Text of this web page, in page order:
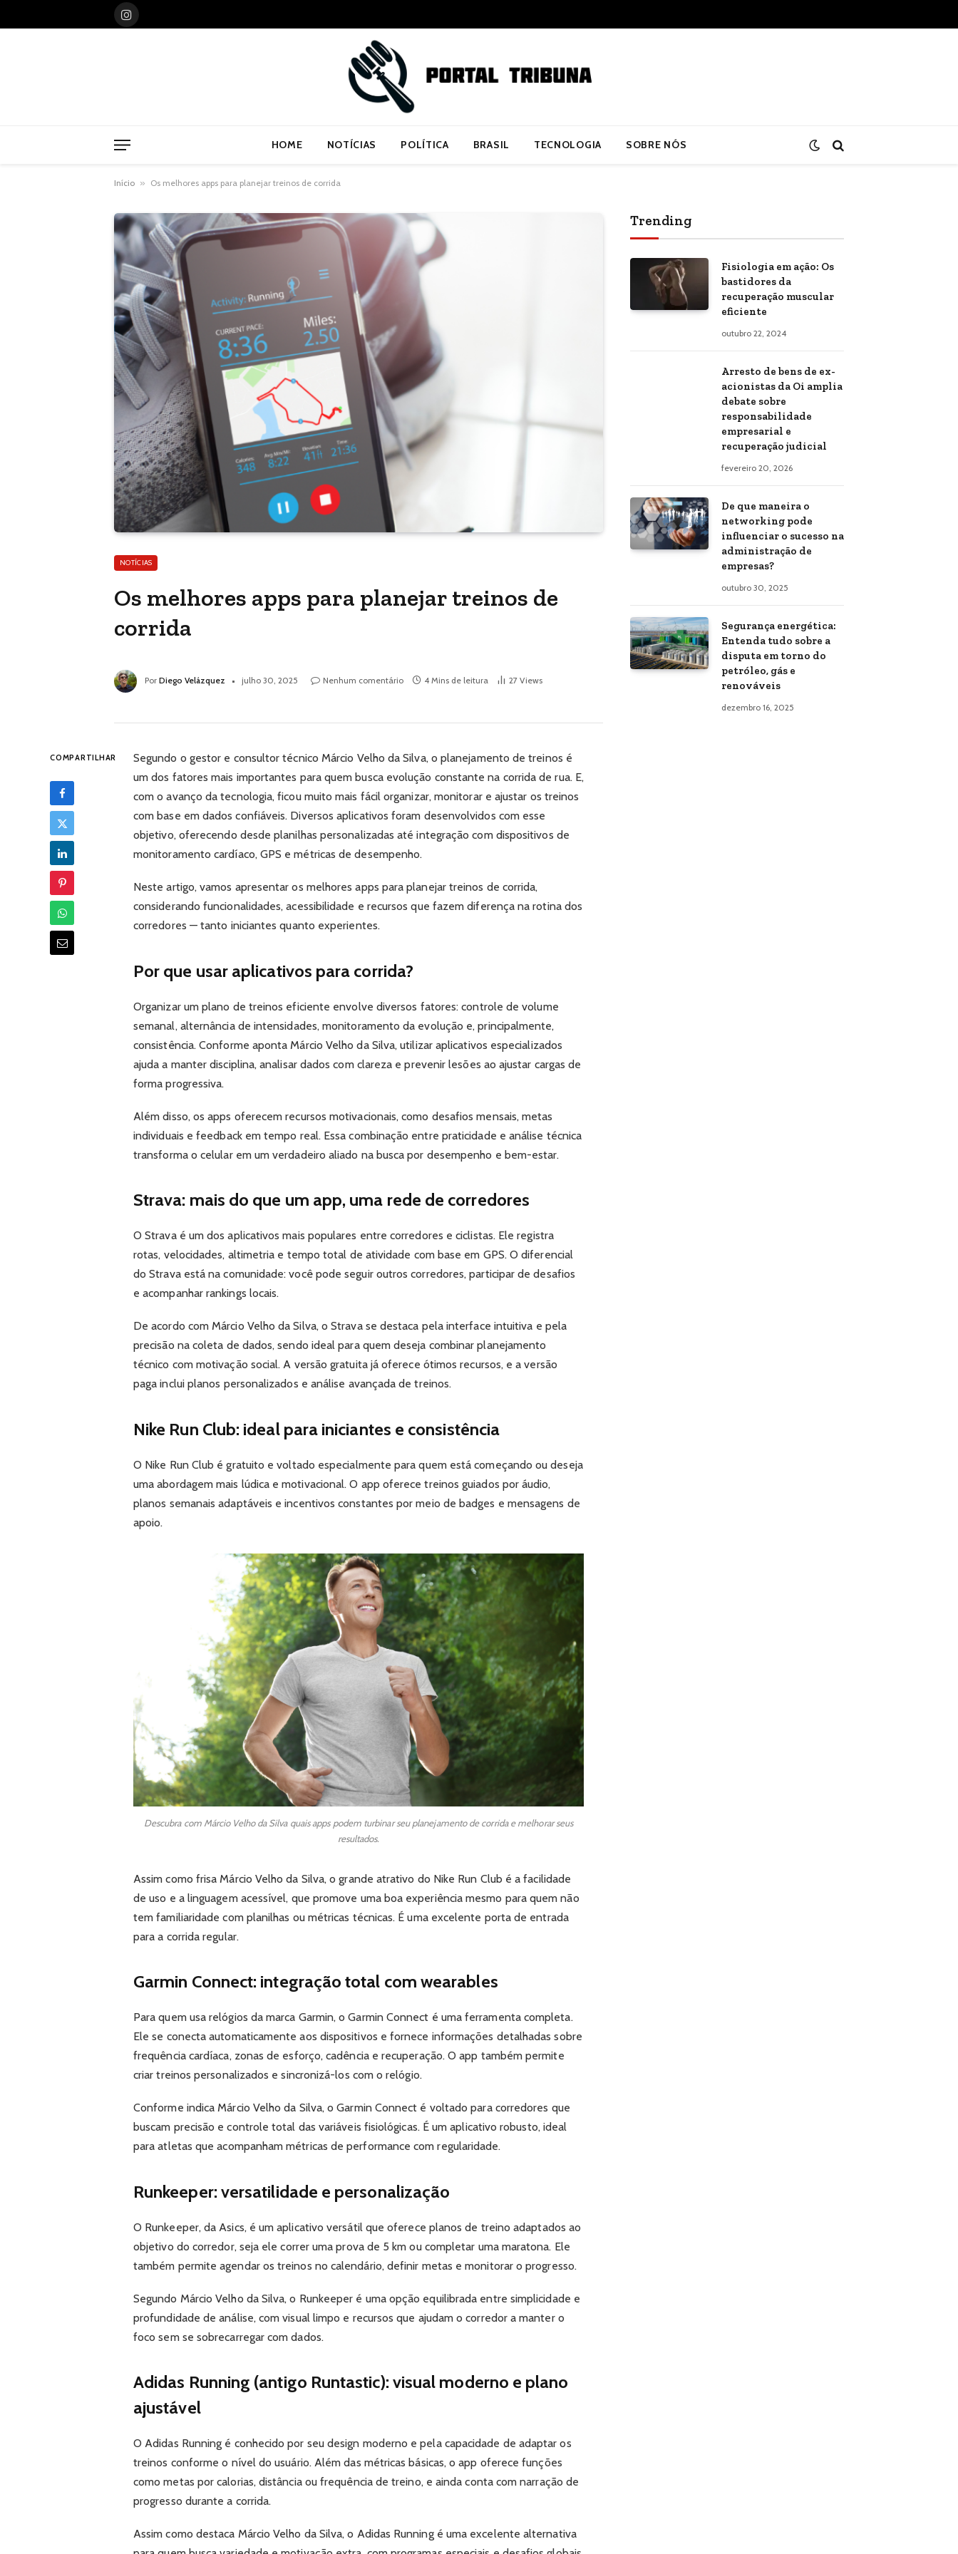
Instagram
HOME NOTÍCIAS POLÍTICA BRASIL TECNOLOGIA SOBRE NÓS
Início » Os melhores apps para planejar treinos de corrida
NOTÍCIAS
Os melhores apps para planejar treinos de
corrida
Por Diego Velázquez julho 30, 2025 Nenhum comentário 4 Mins de leitura 27 Views
COMPARTILHAR
Segundo o gestor e consultor técnico Márcio Velho da Silva, o planejamento de treinos é
um dos fatores mais importantes para quem busca evolução constante na corrida de rua. E,
com o avanço da tecnologia, ficou muito mais fácil organizar, monitorar e ajustar os treinos
com base em dados confiáveis. Diversos aplicativos foram desenvolvidos com esse
objetivo, oferecendo desde planilhas personalizadas até integração com dispositivos de
monitoramento cardíaco, GPS e métricas de desempenho.
Neste artigo, vamos apresentar os melhores apps para planejar treinos de corrida,
considerando funcionalidades, acessibilidade e recursos que fazem diferença na rotina dos
corredores — tanto iniciantes quanto experientes.
Por que usar aplicativos para corrida?
Organizar um plano de treinos eficiente envolve diversos fatores: controle de volume
semanal, alternância de intensidades, monitoramento da evolução e, principalmente,
consistência. Conforme aponta Márcio Velho da Silva, utilizar aplicativos especializados
ajuda a manter disciplina, analisar dados com clareza e prevenir lesões ao ajustar cargas de
forma progressiva.
Além disso, os apps oferecem recursos motivacionais, como desafios mensais, metas
individuais e feedback em tempo real. Essa combinação entre praticidade e análise técnica
transforma o celular em um verdadeiro aliado na busca por desempenho e bem-estar.
Strava: mais do que um app, uma rede de corredores
O Strava é um dos aplicativos mais populares entre corredores e ciclistas. Ele registra
rotas, velocidades, altimetria e tempo total de atividade com base em GPS. O diferencial
do Strava está na comunidade: você pode seguir outros corredores, participar de desafios
e acompanhar rankings locais.
De acordo com Márcio Velho da Silva, o Strava se destaca pela interface intuitiva e pela
precisão na coleta de dados, sendo ideal para quem deseja combinar planejamento
técnico com motivação social. A versão gratuita já oferece ótimos recursos, e a versão
paga inclui planos personalizados e análise avançada de treinos.
Nike Run Club: ideal para iniciantes e consistência
O Nike Run Club é gratuito e voltado especialmente para quem está começando ou deseja
uma abordagem mais lúdica e motivacional. O app oferece treinos guiados por áudio,
planos semanais adaptáveis e incentivos constantes por meio de badges e mensagens de
apoio.
Descubra com Márcio Velho da Silva quais apps podem turbinar seu planejamento de corrida e melhorar seus
resultados.
Assim como frisa Márcio Velho da Silva, o grande atrativo do Nike Run Club é a facilidade
de uso e a linguagem acessível, que promove uma boa experiência mesmo para quem não
tem familiaridade com planilhas ou métricas técnicas. É uma excelente porta de entrada
para a corrida regular.
Garmin Connect: integração total com wearables
Para quem usa relógios da marca Garmin, o Garmin Connect é uma ferramenta completa.
Ele se conecta automaticamente aos dispositivos e fornece informações detalhadas sobre
frequência cardíaca, zonas de esforço, cadência e recuperação. O app também permite
criar treinos personalizados e sincronizá-los com o relógio.
Conforme indica Márcio Velho da Silva, o Garmin Connect é voltado para corredores que
buscam precisão e controle total das variáveis fisiológicas. É um aplicativo robusto, ideal
para atletas que acompanham métricas de performance com regularidade.
Runkeeper: versatilidade e personalização
O Runkeeper, da Asics, é um aplicativo versátil que oferece planos de treino adaptados ao
objetivo do corredor, seja ele correr uma prova de 5 km ou completar uma maratona. Ele
também permite agendar os treinos no calendário, definir metas e monitorar o progresso.
Segundo Márcio Velho da Silva, o Runkeeper é uma opção equilibrada entre simplicidade e
profundidade de análise, com visual limpo e recursos que ajudam o corredor a manter o
foco sem se sobrecarregar com dados.
Adidas Running (antigo Runtastic): visual moderno e plano
ajustável
O Adidas Running é conhecido por seu design moderno e pela capacidade de adaptar os
treinos conforme o nível do usuário. Além das métricas básicas, o app oferece funções
como metas por calorias, distância ou frequência de treino, e ainda conta com narração de
progresso durante a corrida.
Assim como destaca Márcio Velho da Silva, o Adidas Running é uma excelente alternativa
Trending
Fisiologia em ação: Os
bastidores da
recuperação muscular
eficiente
outubro 22, 2024
Arresto de bens de ex-
acionistas da Oi amplia
debate sobre
responsabilidade
empresarial e
recuperação judicial
fevereiro 20, 2026
De que maneira o
networking pode
influenciar o sucesso na
administração de
empresas?
outubro 30, 2025
Segurança energética:
Entenda tudo sobre a
disputa em torno do
petróleo, gás e
renováveis
dezembro 16, 2025